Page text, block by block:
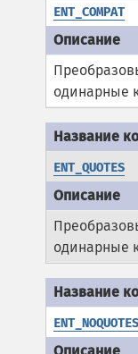
ENT_COMPAT
одинарные
ENT_QUOTES
одинарные
ENT_NOQUOTES